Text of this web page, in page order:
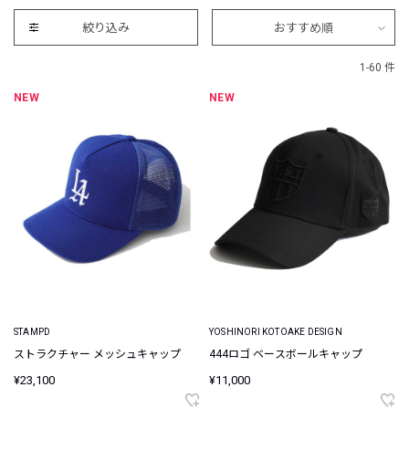
絞り込み おすすめ順
1-60 件
NEW
STAMPD
ストラクチャー メッシュキャップ
¥23,100
NEW
YOSHINORI KOTOAKE DESIGN
444ロゴ ベースボールキャップ
¥11,000